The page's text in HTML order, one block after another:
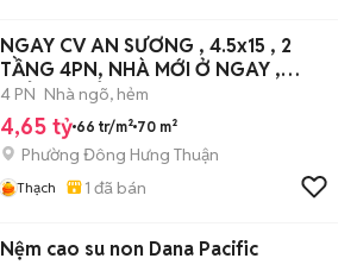
NGAY CV AN SƯƠNG , 4.5x15 , 2
TẦNG 4PN, NHÀ MỚI Ở NGAY ,
NHỈNH 4 TỶ
4 PN Nhà ngõ, hẻm
4,65 tỷ 66 tr/m² 70 m²
Phường Đông Hưng Thuận
Thạch 1 đã bán
Nệm cao su non Dana Pacific